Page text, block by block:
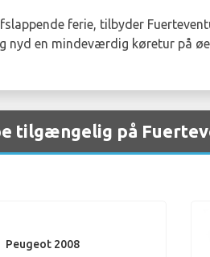
ferie, tilbyder
nyd en mindeværdig køretur på
tilgængelig på
Peugeot 2008